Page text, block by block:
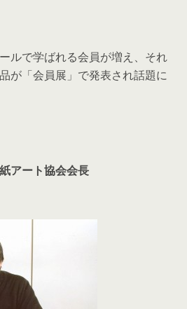
ルで学ばれる会員が増え、それ
が「会員展」で発表され話題に
アート協会会長